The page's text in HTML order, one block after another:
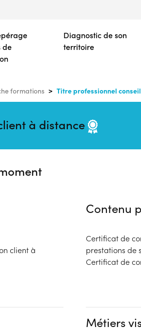
contenu
principal
de
Diagnostic de son
territoire
formations Titre professionnel
à distance
client à
Contenu
Certificat de
prestations de
Certificat de
Métiers